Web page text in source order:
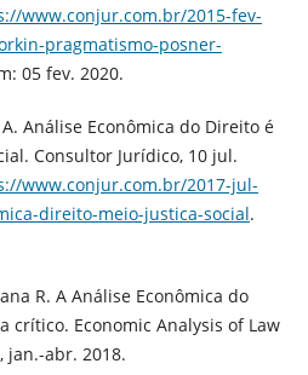
www.conjur.com.br/2015-fev-
pragmatismo-posner-
05 fev. 2020.
A. Análise Econômica do Direito é
Consultor Jurídico, 10 jul.
www.conjur.com.br/2017-jul-
direito-meio-justica-social.
R. A Análise Econômica do
crítico. Economic Analysis of Law
jan.-abr. 2018.